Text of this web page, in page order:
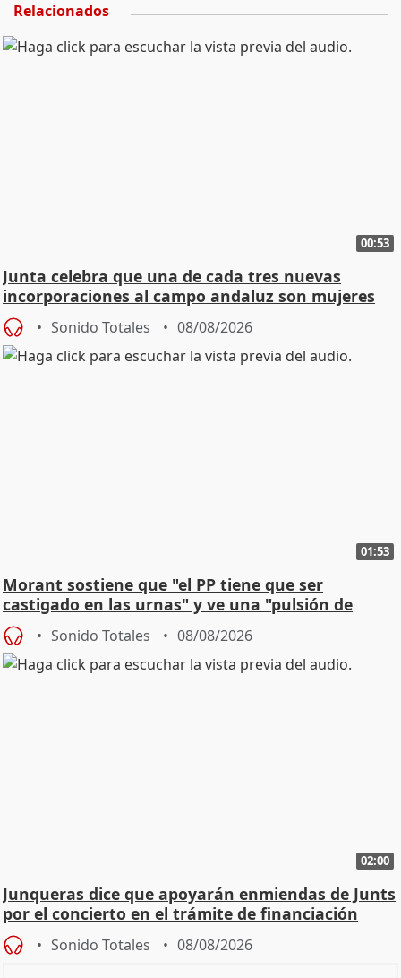
Relacionados
00:53
Junta celebra que una de cada tres nuevas
incorporaciones al campo andaluz son mujeres
jóvenes
Sonido Totales 08/08/2026
01:53
Morant sostiene que "el PP tiene que ser
castigado en las urnas" y ve una "pulsión de
cambio"
Sonido Totales 08/08/2026
02:00
Junqueras dice que apoyarán enmiendas de Junts
por el concierto en el trámite de financiación
Sonido Totales 08/08/2026